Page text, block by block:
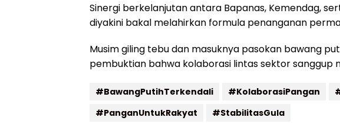
Sinergi berkelanjutan antara Bapanas, Kemendag,
diyakini bakal melahirkan formula penanganan
Musim giling tebu dan masuknya pasokan bawang
pembuktian bahwa kolaborasi lintas sektor sanggup
#BawangPutihTerkendali #KolaborasiPangan
#PanganUntukRakyat
#StabilitasGula